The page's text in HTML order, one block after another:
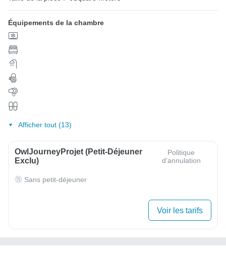
Équipements de la chambre
Afficher tout (13)
OwlJourneyProjet (petit-Déjeuner
Exclu)
Politique
d'annulation
Sans petit-déjeuner
Voir les tarifs